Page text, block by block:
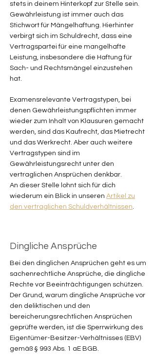
stets in deinem Hinterkopf zur Stelle sein.
Gewährleistung ist immer auch das
Stichwort für Mängelhaftung. Hierhinter
verbirgt sich im Schuldrecht, dass eine
Vertragspartei für eine mangelhafte
Leistung, insbesondere die Haftung für
Sach- und Rechtsmängel einzustehen
hat.
Examensrelevante Vertragstypen, bei
denen Gewährleistungspflichten immer
wieder zum Inhalt von Klausuren gemacht
werden, sind das Kaufrecht, das Mietrecht
und das Werkrecht. Aber auch weitere
Vertragstypen sind im
Gewährleistungsrecht unter den
vertraglichen Ansprüchen denkbar.
An dieser Stelle lohnt sich für dich
wiederum ein Blick in unseren Artikel zu
den vertraglichen Schuldverhältnissen.
Dingliche Ansprüche
Bei den dinglichen Ansprüchen geht es um
sachenrechtliche Ansprüche, die dingliche
Rechte vor Beeinträchtigungen schützen.
Der Grund, warum dingliche Ansprüche vor
den deliktischen und den
bereicherungsrechtlichen Ansprüchen
geprüfte werden, ist die Sperrwirkung des
Eigentümer-Besitzer-Verhältnisses (EBV)
gemäß § 993 Abs. 1 aE BGB.